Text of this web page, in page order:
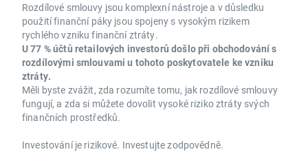
Rozdílové smlouvy jsou komplexní nástroje a v důsledku
použití finanční páky jsou spojeny s vysokým rizikem
rychlého vzniku finanční ztráty.
U 77 % účtů retailových investorů došlo při obchodování s
rozdílovými smlouvami u tohoto poskytovatele ke vzniku
ztráty.
Měli byste zvážit, zda rozumíte tomu, jak rozdílové smlouvy
fungují, a zda si můžete dovolit vysoké riziko ztráty svých
finančních prostředků.
Investování je rizikové. Investujte zodpovědně.